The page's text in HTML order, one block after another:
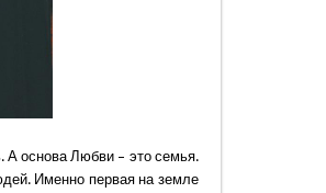
А основа Любви – это семья.
Именно первая на земле